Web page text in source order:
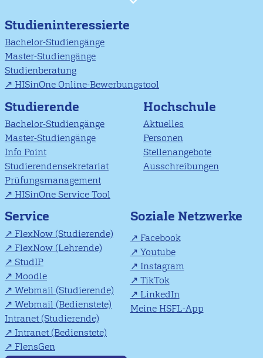
Studieninteressierte
Bachelor-Studiengänge
Master-Studiengänge
Studienberatung
HISinOne Online-Bewerbungstool
Studierende
Bachelor-Studiengänge
Master-Studiengänge
Info Point
Studierendensekretariat
Prüfungsmanagement
HISinOne Service Tool
Hochschule
Aktuelles
Personen
Stellenangebote
Ausschreibungen
Service
FlexNow (Studierende)
FlexNow (Lehrende)
StudIP
Moodle
Webmail (Studierende)
Webmail (Bedienstete)
Intranet (Studierende)
Intranet (Bedienstete)
FlensGen
Soziale Netzwerke
Facebook
Youtube
Instagram
TikTok
LinkedIn
Meine HSFL-App